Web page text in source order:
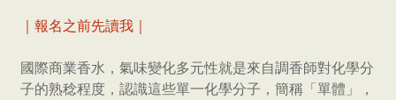
｜報名之前先讀我｜
國際商業香水，氣味變化多元性就是來自調香師對化學分
子的熟稔程度，認識這些單一化學分子，簡稱「單體」，